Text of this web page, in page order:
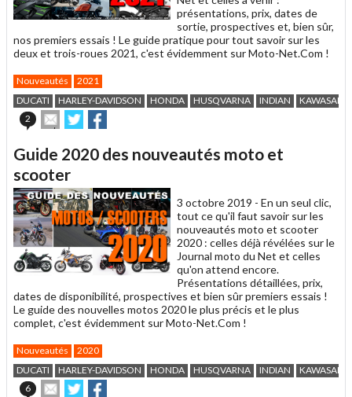
présentations, prix, dates de
sortie, prospectives et, bien sûr,
nos premiers essais ! Le guide pratique pour tout savoir sur les
deux et trois-roues 2021, c'est évidemment sur Moto-Net.Com !
Nouveautés
2021
DUCATI
HARLEY-DAVIDSON HONDA HUSQVARNA INDIAN
KAWASAKI
2
Envoyer
cet
à
un
ami
Partager
sur sur
Guide 2020 des nouveautés moto et
scooter
3 octobre 2019 - En un seul clic,
tout ce qu'il faut savoir sur les
nouveautés moto et scooter
2020 : celles déjà révélées sur le
Journal moto du Net et celles
qu'on attend encore.
Présentations détaillées, prix,
dates de disponibilité, prospectives et bien sûr premiers essais !
Le guide des nouvelles motos 2020 le plus précis et le plus
complet, c'est évidemment sur Moto-Net.Com !
Nouveautés
2020
DUCATI
HARLEY-DAVIDSON HONDA HUSQVARNA INDIAN
KAWASAKI
6
EnvoyerPartager